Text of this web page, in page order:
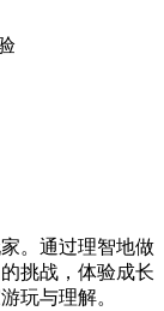
。通过理智地做
挑战，体验成长
玩与理解。